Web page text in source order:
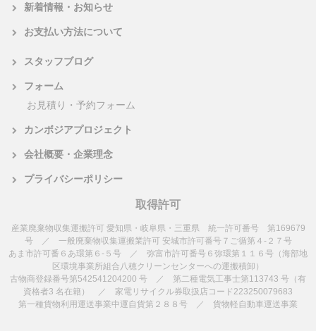
新着情報・お知らせ
お支払い方法について
スタッフブログ
フォーム
お見積り・予約フォーム
カンボジアプロジェクト
会社概要・企業理念
プライバシーポリシー
取得許可
産業廃棄物収集運搬許可 愛知県・岐阜県・三重県 統一許可番号 第169679
号 ／ 一般廃棄物収集運搬業許可 安城市許可番号７ご循第４-２７号
あま市許可番６あ環第６-５号 ／ 弥富市許可番号６弥環第１１６号（海部地
区環境事業所組合八穂クリーンセンターへの運搬積卸）
古物商登録番号第542541204200 号 ／ 第二種電気工事士第113743 号（有
資格者3 名在籍） ／ 家電リサイクル券取扱店コード223250079683
第一種貨物利用運送事業中運自貨第２８８号 ／ 貨物軽自動車運送事業